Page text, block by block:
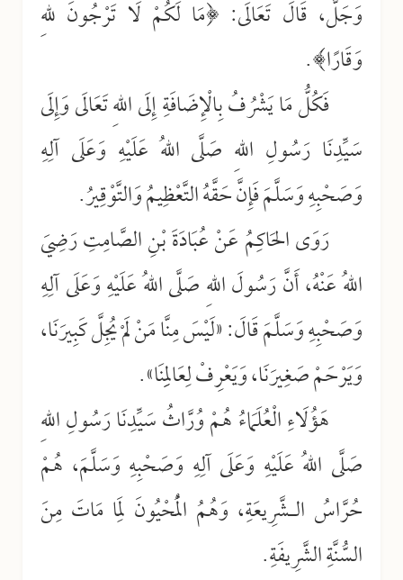
وَجَلَّ، قَالَ تَعَالَى: ﴿مَا لَكُمْ لَا تَرْجُونَ للهِ
وَقَارًا﴾.
فَكُلُّ مَا يَشْرُفُ بِالْإِضَافَةِ إِلَى اللهِ تَعَالَى وَإِلَى
سَيِّدِنَا رَسُولِ اللهِ صَلَّى اللهُ عَلَيْهِ وَعَلَى آلِهِ
وَصَحْبِهِ وَسَلَّمَ فَإِنَّ حَقَّهُ التَّعْظِيمُ وَالتَّوْقِيرُ.
رَوَى الحَاكِمُ عَنْ عُبَادَةَ بْنِ الصَّامِتِ رَضِيَ
اللهُ عَنْهُ، أَنَّ رَسُولَ اللهِ صَلَّى اللهُ عَلَيْهِ وَعَلَى آلِهِ
وَصَحْبِهِ وَسَلَّمَ قَالَ: «لَيْسَ مِنَّا مَنْ لَمْ يُجِلَّ كَبِيرَنَا،
وَيَرْحَمْ صَغِيرَنَا، وَيَعْرِفْ لِعَالِمِنَا».
هَؤُلَاءِ الْعُلَمَاءُ هُمْ وُرَّاثُ سَيِّدِنَا رَسُولِ اللهِ
صَلَّى اللهُ عَلَيْهِ وَعَلَى آلِهِ وَصَحْبِهِ وَسَلَّمَ، هُمْ
حُرَّاسُ الـشَّرِيعَةِ، وَهُمُ الْمُحْيُونَ لِمَا مَاتَ مِنَ
السُّنَّةِ الشَّرِيفَةِ.